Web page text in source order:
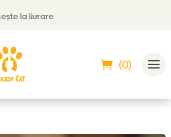
la livrare
(0)